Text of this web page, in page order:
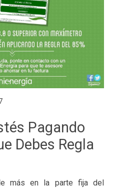
Pagando
Debes Regla
más en la parte fija del